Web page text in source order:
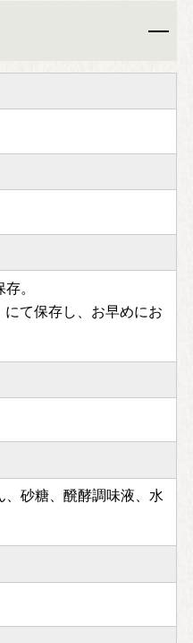
。
て保存し、お早めにお
、砂糖、醗酵調味液、水